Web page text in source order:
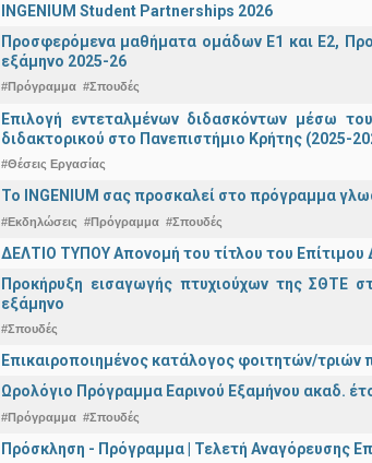
INGENIUM Student Partnerships 2026
Προσφερόμενα μαθήματα ομάδων Ε1 και Ε2,
εξάμηνο 2025-26
#Πρόγραμμα #Σπουδές
Επιλογή εντεταλμένων διδασκόντων μέσω
διδακτορικού στο Πανεπιστήμιο Κρήτης (2025-
#Θέσεις Εργασίας
Το INGENIUM σας προσκαλεί στο πρόγραμμα
#Εκδηλώσεις #Πρόγραμμα #Σπουδές
ΔΕΛΤΙΟ ΤΥΠΟΥ Απονομή του τίτλου του
Προκήρυξη εισαγωγής πτυχιούχων της ΣΘΤΕ
εξάμηνο
#Σπουδές
Επικαιροποιημένος κατάλογος φοιτητών/
Ωρολόγιο Πρόγραμμα Εαρινού Εξαμήνου ακαδ.
#Πρόγραμμα #Σπουδές
Πρόσκληση - Πρόγραμμα | Τελετή Αναγόρευσης